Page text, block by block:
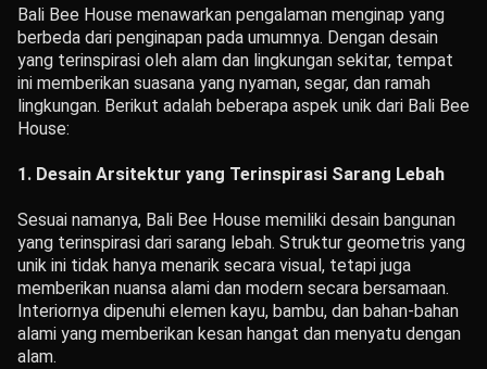
Bali Bee House menawarkan pengalaman menginap yang
berbeda dari penginapan pada umumnya. Dengan desain
yang terinspirasi oleh alam dan lingkungan sekitar, tempat
ini memberikan suasana yang nyaman, segar, dan ramah
lingkungan. Berikut adalah beberapa aspek unik dari Bali Bee
House:
1. Desain Arsitektur yang Terinspirasi Sarang Lebah
Sesuai namanya, Bali Bee House memiliki desain bangunan
yang terinspirasi dari sarang lebah. Struktur geometris yang
unik ini tidak hanya menarik secara visual, tetapi juga
memberikan nuansa alami dan modern secara bersamaan.
Interiornya dipenuhi elemen kayu, bambu, dan bahan-bahan
alami yang memberikan kesan hangat dan menyatu dengan
alam.